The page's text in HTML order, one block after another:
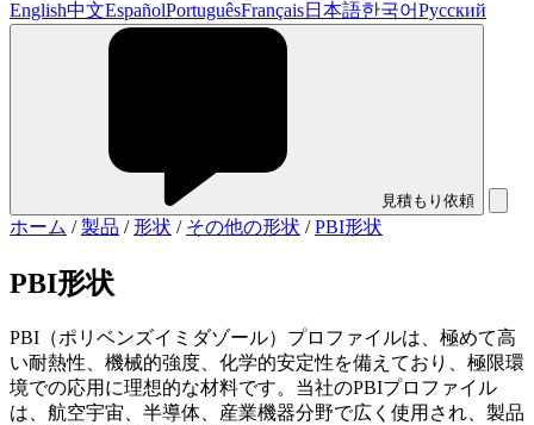
English中文EspañolPortuguêsFrançais日本語한국어Русский
見積もり依頼
ホーム /製品 /形状 / その他の形状 /PBI形状
PBI形状
PBI（ポリベンズイミダゾール）プロファイルは、極めて高
い耐熱性、機械的強度、化学的安定性を備えており、極限環
境での応用に理想的な材料です。当社のPBIプロファイル
は、航空宇宙、半導体、産業機器分野で広く使用され、製品